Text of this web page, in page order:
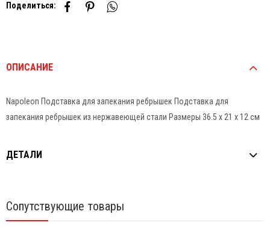
Поделиться:
ОПИСАНИЕ
Napoleon Подставка для запекания ребрышек Подставка для
запекания ребрышек из нержавеющей стали Размеры 36.5 х 21 х 12 см
ДЕТАЛИ
Сопутствующие товары